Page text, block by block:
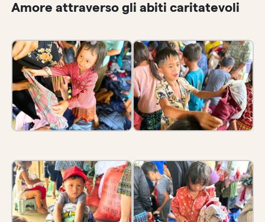
Amore attraverso gli abiti caritatevoli